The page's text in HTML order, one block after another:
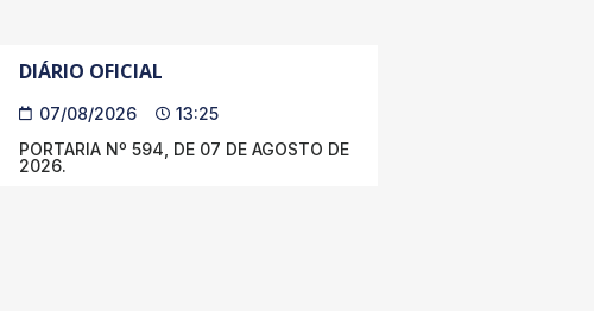
DIÁRIO OFICIAL
07/08/2026
13:25
PORTARIA Nº 594, DE 07 DE AGOSTO DE
2026.